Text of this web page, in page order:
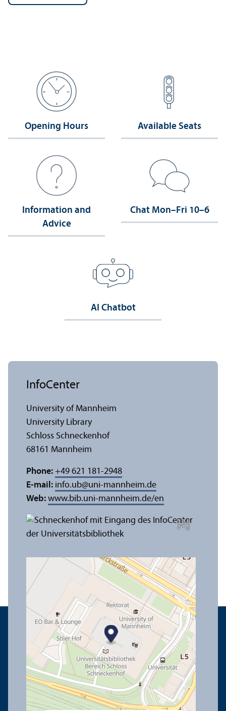
Opening Hours Available Seats
Information and
Advice
Chat Mon–Fri 10–6
AI Chatbot
C
r
e
di
t:
A
n
n
a
L
o
g
u
e
InfoCenter
University of Mannheim
University Library
Schloss Schneckenhof
68161 Mannheim
Phone: +49 621 181-2948
E-mail: info.ub@uni-mannheim.de
Web: www.bib.uni-mannheim.de/en